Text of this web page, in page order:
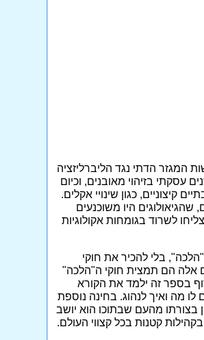
המגזר הדתי נגד הליברליזציה
עסקתי בזיהוי מאובנים, וכיום
קיצוניים, כגון שינויי אקלים.
היו משוכנעים
לשרוד בגומחות אקולוגיות
בלי להכיר את חוקי
אלה הם תמצית חוקי ה"הלכה"
בספר זה ילמד את הקורא
לו מה ואיך לנהוג. בחינה נוספת
בצורתו מהעם שבתוכו הוא יושב
קטנות בכל קצווי העולם.